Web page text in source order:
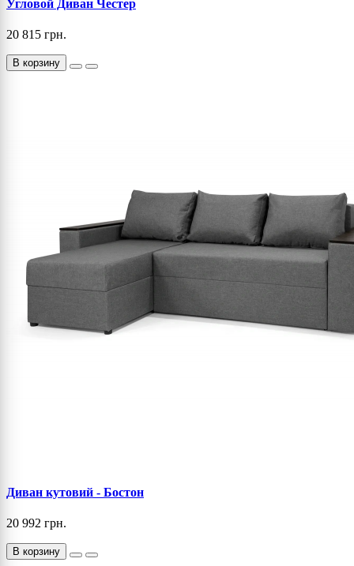
Угловой Диван Честер
20 815 грн.
В корзину
Диван кутовий - Бостон
20 992 грн.
В корзину